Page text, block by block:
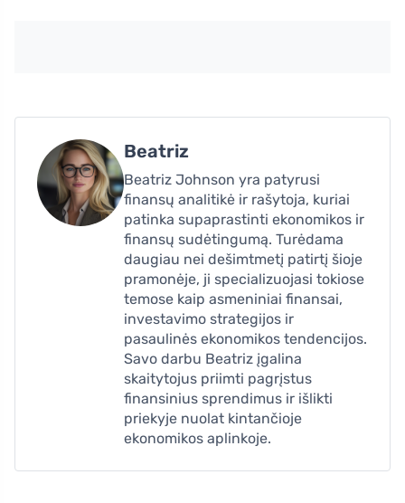
Beatriz
Beatriz Johnson yra patyrusi
finansų analitikė ir rašytoja, kuriai
patinka supaprastinti ekonomikos ir
finansų sudėtingumą. Turėdama
daugiau nei dešimtmetį patirtį šioje
pramonėje, ji specializuojasi tokiose
temose kaip asmeniniai finansai,
investavimo strategijos ir
pasaulinės ekonomikos tendencijos.
Savo darbu Beatriz įgalina
skaitytojus priimti pagrįstus
finansinius sprendimus ir išlikti
priekyje nuolat kintančioje
ekonomikos aplinkoje.